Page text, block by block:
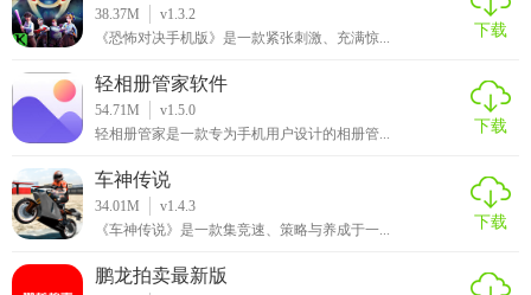
【白描证件照用法】
1. 打开白描证件照软件，选择拍摄或从相册导入照片。
2. 选择相应的证件照尺寸和背景色，调整照片的参数。
3. 点击“生成”按钮，等待软件进行处理。
4. 处理完成后，保存或导出证件照即可。
38.37M
v1.3.2
《恐怖对决手机版》是一款紧张刺激、充满惊...
下载
轻相册管家软件
54.71M
v1.5.0
轻相册管家是一款专为手机用户设计的相册管...
下载
车神传说
34.01M
v1.4.3
《车神传说》是一款集竞速、策略与养成于一...
下载
鹏龙拍卖最新版